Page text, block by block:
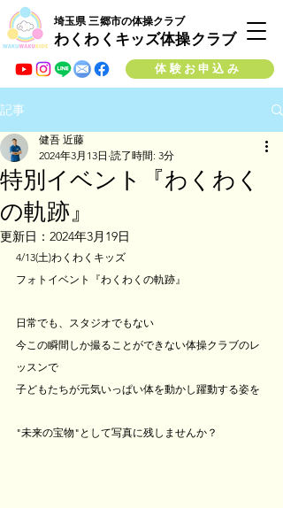
埼玉県 三郷市の体操クラブ
わくわくキッズ体操クラブ
体験お申込み
記事
特別イベント『わくわく
の軌跡』
健吾 近藤
2024年3月13日 読了時間: 3分
更新日： 2024年3月19日
4/13(土)わくわくキッズ
フォトイベント『わくわくの軌跡』
日常でも、スタジオでもない
今この瞬間しか撮ることができない体操クラブのレ
ッスンで
子どもたちが元気いっぱい体を動かし躍動する姿を
"未来の宝物"として写真に残しませんか？